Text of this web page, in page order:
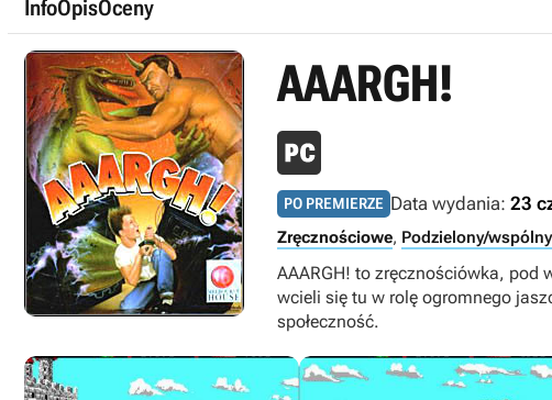
InfoOpisOceny
AAARGH!
PO PREMIERZE Data wydania: 23
Zręcznościowe, Podzielony/
AAARGH! to zręcznościówka, pod
wcieli się tu w rolę ogromnego
społeczność.